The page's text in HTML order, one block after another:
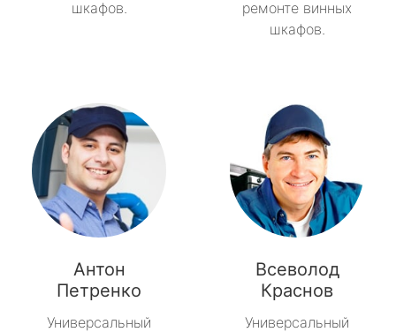
шкафов.
ремонте винных
шкафов.
Антон
Петренко
Универсальный
Всеволод
Краснов
Универсальный